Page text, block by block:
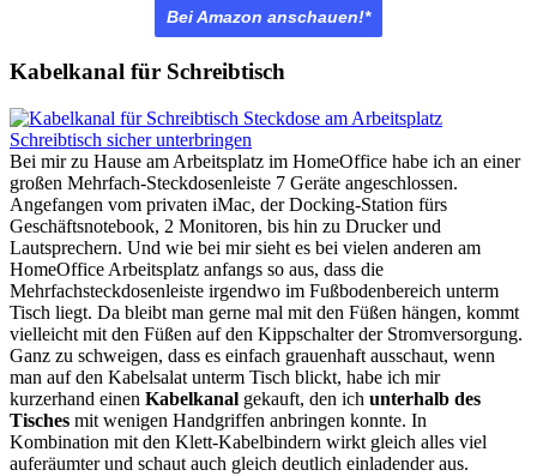
Bei Amazon anschauen!*
Kabelkanal für Schreibtisch
Bei mir zu Hause am Arbeitsplatz im HomeOffice habe ich an einer
großen Mehrfach-Steckdosenleiste 7 Geräte angeschlossen.
Angefangen vom privaten iMac, der Docking-Station fürs
Geschäftsnotebook, 2 Monitoren, bis hin zu Drucker und
Lautsprechern. Und wie bei mir sieht es bei vielen anderen am
HomeOffice Arbeitsplatz anfangs so aus, dass die
Mehrfachsteckdosenleiste irgendwo im Fußbodenbereich unterm
Tisch liegt. Da bleibt man gerne mal mit den Füßen hängen, kommt
vielleicht mit den Füßen auf den Kippschalter der Stromversorgung.
Ganz zu schweigen, dass es einfach grauenhaft ausschaut, wenn
man auf den Kabelsalat unterm Tisch blickt, habe ich mir
kurzerhand einen Kabelkanal gekauft, den ich unterhalb des
Tisches mit wenigen Handgriffen anbringen konnte. In
Kombination mit den Klett-Kabelbindern wirkt gleich alles viel
auferäumter und schaut auch gleich deutlich einladender aus.